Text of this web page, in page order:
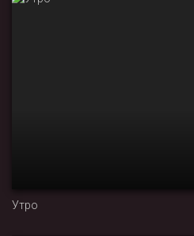
Утро